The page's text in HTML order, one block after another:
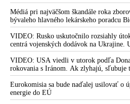
Médiá pri najväčšom škandále roka
bývaleho hlavného lekárskeho poradcu
Fauciho pred výborom amerického
VIDEO: Rusko uskutočnilo rozsiahly
centrá vojenských dodávok na Ukrajine.
nedokázala počas ničivého nočného
zachytiť ani jednu ruskú raketu
VIDEO: USA viedli v utorok podľa
rokovania s Iránom. Ak zlyhajú, sľubuje
Teheránu
Eurokomisia sa bude naďalej usilovať o
energie do EÚ